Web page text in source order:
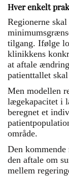
Hver enkelt
Regionerne
tilgang. Ifølge
klinikkens
at aftale
patienttallet
Men modellen
lægekapacitet i
beregnet et
område.
Den
den aftale om
mellem